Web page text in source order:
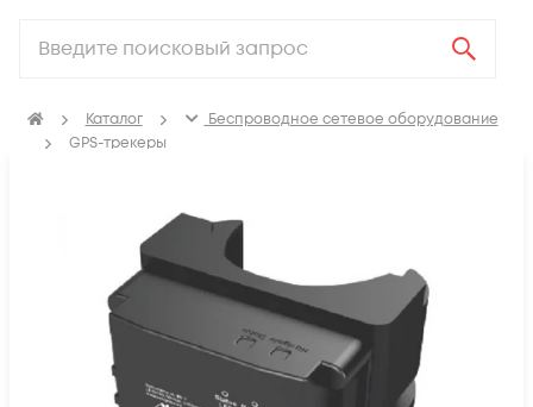
Каталог
Беспроводное сетевое оборудование
GPS-трекеры